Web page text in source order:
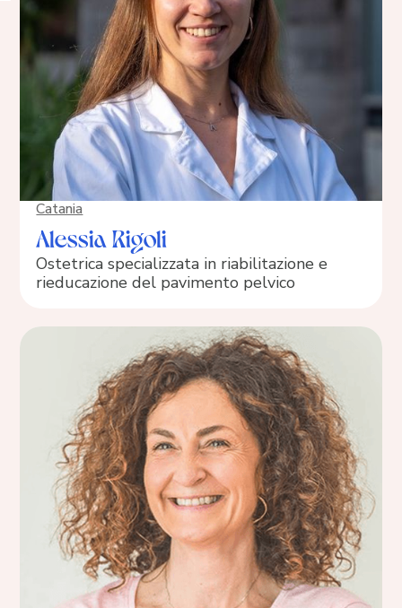
Catania
Alessia Rigoli
Ostetrica specializzata in riabilitazione e
rieducazione del pavimento pelvico